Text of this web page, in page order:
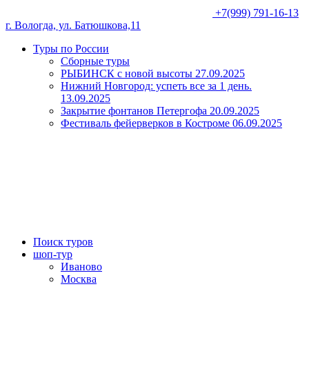
+7(999) 791-16-13
г. Вологда, ул. Батюшкова,11
Туры по России
Сборные туры
РЫБИНСК с новой высоты 27.09.2025
Нижний Новгород: успеть все за 1 день.
13.09.2025
Закрытие фонтанов Петергофа 20.09.2025
Фестиваль фейерверков в Костроме 06.09.2025
Поиск туров
шоп-тур
Иваново
Москва